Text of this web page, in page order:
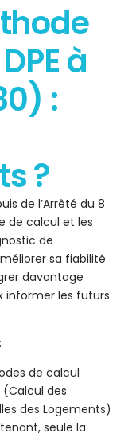
à
:
?
de l’Arrêté du 8
de calcul et les
de
sa fiabilité
davantage
informer les futurs
de calcul
(Calcul des
des Logements)
seule la